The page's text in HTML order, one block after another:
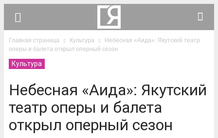
Главная страница Культура
Небесная «Аида»: Якутский театр
оперы и балета открыл оперный сезон
Культура
Небесная «Аида»: Якутский
театр оперы и балета
открыл оперный сезон